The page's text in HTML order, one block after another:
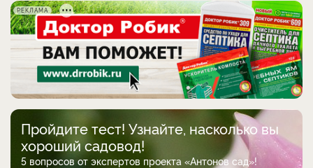
РЕКЛАМА
Пройдите тест! Узнайте, насколько вы
хороший садовод!
5 вопросов от экспертов проекта «Антонов сад»!